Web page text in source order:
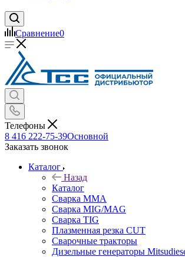
Сравнение0
Телефоны
8 416 222-75-39Основной
Заказать звонок
Каталог
Назад
Каталог
Сварка MMA
Сварка MIG/MAG
Сварка TIG
Плазменная резка CUT
Сварочные тракторы
Дизельные генераторы